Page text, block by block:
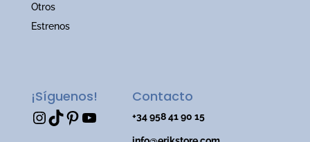
Otros
Estrenos
¡Síguenos!
InstagramTikTok Pinterest YouTube
Contacto
+34 958 41 90 15